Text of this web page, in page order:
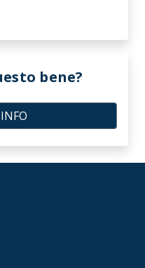
bene?